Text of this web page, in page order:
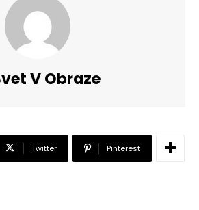
V Obraze
Twitter Pinterest